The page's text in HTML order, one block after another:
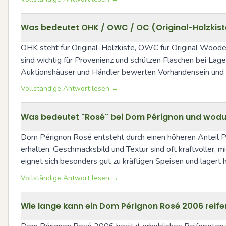
Was bedeutet OHK / OWC / OC (Original-
OHK steht für Original-Holzkiste, OWC für Original
sind wichtig für Provenienz und schützen Flaschen bei
Auktionshäuser und Händler bewerten Vorhandensein
Vollständige Antwort lesen →
Was bedeutet "Rosé" bei Dom Pérignon und
Dom Pérignon Rosé entsteht durch einen höheren Anteil
erhalten. Geschmacksbild und Textur sind oft kraftvoller,
eignet sich besonders gut zu kräftigen Speisen und lagert
Vollständige Antwort lesen →
Wie lange kann ein Dom Pérignon Rosé 2006